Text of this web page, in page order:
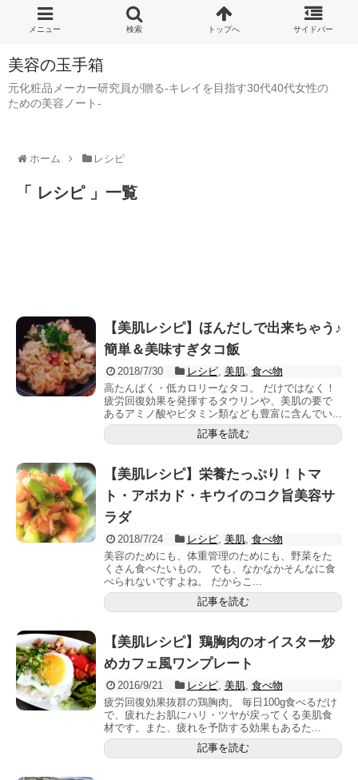
美容の玉手箱
元化粧品メーカー研究員が贈る-キレイを目指す30代40代女性の
ための美容ノート-
ホーム レシピ
「 レシピ 」一覧
【美肌レシピ】ほんだしで出来ちゃう♪
簡単＆美味すぎタコ飯
2018/7/30 レシピ, 美肌, 食べ物
高たんぱく・低カロリーなタコ。 だけではなく！
疲労回復効果を発揮するタウリンや、美肌の要で
あるアミノ酸やビタミン類なども豊富に含んでい...
記事を読む
【美肌レシピ】栄養たっぷり！トマ
ト・アボカド・キウイのコク旨美容サ
ラダ
2018/7/24 レシピ, 美肌, 食べ物
美容のためにも、体重管理のためにも、野菜をた
くさん食べたいもの。 でも、なかなかそんなに食
べられないですよね。 だからこ...
記事を読む
【美肌レシピ】鶏胸肉のオイスター炒
めカフェ風ワンプレート
2016/9/21 レシピ, 美肌, 食べ物
疲労回復効果抜群の鶏胸肉。 毎日100g食べるだけ
で、疲れたお肌にハリ・ツヤが戻ってくる美肌食
材です。また、疲れを予防する効果もあるた...
記事を読む